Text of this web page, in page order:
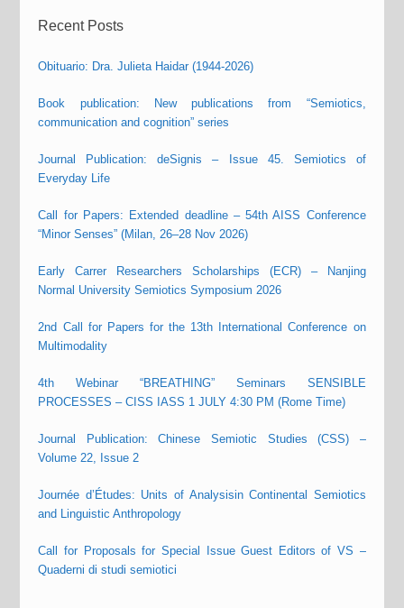
Recent Posts
Obituario: Dra. Julieta Haidar (1944-2026)
Book publication: New publications from “Semiotics,
communication and cognition” series
Journal Publication: deSignis – Issue 45. Semiotics of
Everyday Life
Call for Papers: Extended deadline – 54th AISS Conference
“Minor Senses” (Milan, 26–28 Nov 2026)
Early Carrer Researchers Scholarships (ECR) – Nanjing
Normal University Semiotics Symposium 2026
2nd Call for Papers for the 13th International Conference on
Multimodality
4th Webinar “BREATHING” Seminars SENSIBLE
PROCESSES – CISS IASS 1 JULY 4:30 PM (Rome Time)
Journal Publication: Chinese Semiotic Studies (CSS) –
Volume 22, Issue 2
Journée d’Études: Units of Analysisin Continental Semiotics
and Linguistic Anthropology
Call for Proposals for Special Issue Guest Editors of VS –
Quaderni di studi semiotici